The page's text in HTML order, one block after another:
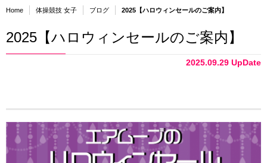
Home 体操競技 女子 ブログ 2025【ハロウィンセールのご案内】
2025【ハロウィンセールのご案内】
2025.09.29 UpDate